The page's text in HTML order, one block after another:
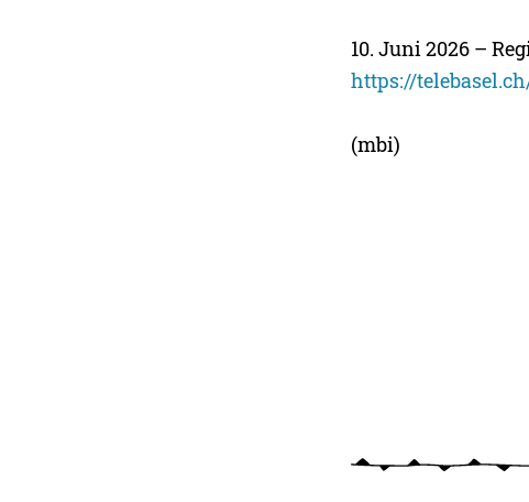
10. Juni 2026 –
https://
(mbi)